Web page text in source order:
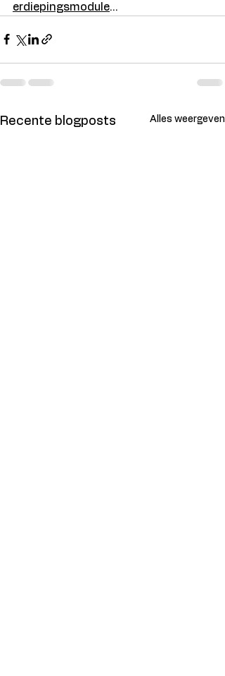
erdiepingsmodule...
Recente blogposts Alles weergeven